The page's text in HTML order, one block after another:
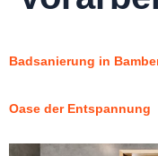
Badsanierung in
Oase der Entspannung